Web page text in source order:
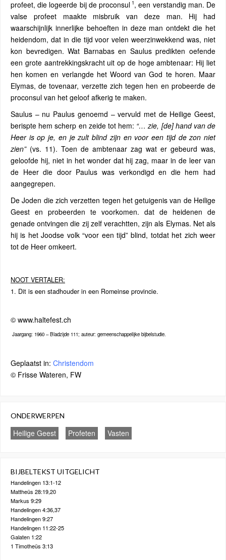
profeet, die logeerde bij de proconsul 1, een verstandig man. De
valse profeet maakte misbruik van deze man. Hij had
waarschijnlijk innerlijke behoeften in deze man ontdekt die het
heidendom, dat in die tijd voor velen weerzinwekkend was, niet
kon bevredigen. Wat Barnabas en Saulus predikten oefende
een grote aantrekkingskracht uit op de hoge ambtenaar: Hij liet
hen komen en verlangde het Woord van God te horen. Maar
Elymas, de tovenaar, verzette zich tegen hen en probeerde de
proconsul van het geloof afkerig te maken.
Saulus – nu Paulus genoemd – vervuld met de Heilige Geest,
berispte hem scherp en zeide tot hem: “… zie, [de] hand van de
Heer is op je, en je zult blind zijn en voor een tijd de zon niet
zien”(vs. 11). Toen de ambtenaar zag wat er gebeurd was,
geloofde hij, niet in het wonder dat hij zag, maar in de leer van
de Heer die door Paulus was verkondigd en die hem had
aangegrepen.
De Joden die zich verzetten tegen het getuigenis van de Heilige
Geest en probeerden te voorkomen. dat de heidenen de
genade ontvingen die zij zelf verachtten, zijn als Elymas. Net als
hij is het Joodse volk “voor een tijd” blind, totdat het zich weer
tot de Heer omkeert.
NOOT VERTALER:
1. Dit is een stadhouder in een Romeinse provincie.
© www.haltefest.ch
Jaargang: 1960 – Bladzijde 111; auteur: gemeenschappelijke bijbelstudie.
Geplaatst in: Christendom
© Frisse Wateren, FW
ONDERWERPEN
Heilige Geest Profeten Vasten
BIJBELTEKST UITGELICHT
Handelingen 13:1-12
Mattheüs 28:19,20
Markus 9:29
Handelingen 4:36,37
Handelingen 9:27
Handelingen 11:22-25
Galaten 1:22
1 Timotheüs 3:13